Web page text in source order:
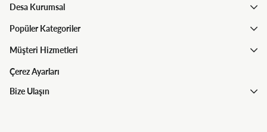
Desa Kurumsal
Popüler Kategoriler
Müşteri Hizmetleri
Çerez Ayarları
Bize Ulaşın